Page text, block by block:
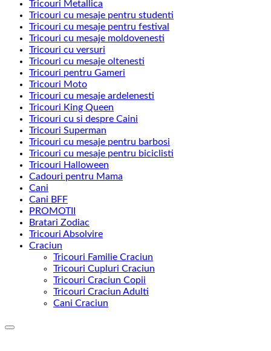
Tricouri Metallica
Tricouri cu mesaje pentru studenti
Tricouri cu mesaje pentru festival
Tricouri cu mesaje moldovenesti
Tricouri cu versuri
Tricouri cu mesaje oltenesti
Tricouri pentru Gameri
Tricouri Moto
Tricouri cu mesaje ardelenesti
Tricouri King Queen
Tricouri cu si despre Caini
Tricouri Superman
Tricouri cu mesaje pentru barbosi
Tricouri cu mesaje pentru biciclisti
Tricouri Halloween
Cadouri pentru Mama
Cani
Cani BFF
PROMOTII
Bratari Zodiac
Tricouri Absolvire
Craciun
Tricouri Familie Craciun
Tricouri Cupluri Craciun
Tricouri Craciun Copii
Tricouri Craciun Adulti
Cani Craciun